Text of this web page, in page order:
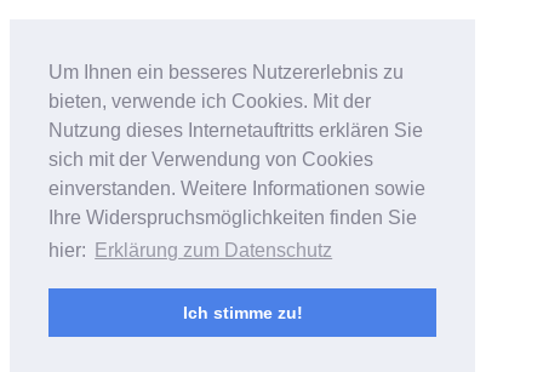
Um Ihnen ein besseres Nutzererlebnis zu
bieten, verwende ich Cookies. Mit der
Nutzung dieses Internetauftritts erklären Sie
sich mit der Verwendung von Cookies
einverstanden. Weitere Informationen sowie
Ihre Widerspruchsmöglichkeiten finden Sie
hier:
Erklärung zum Datenschutz
Ich stimme zu!
Foto- & Videoarbeiten von Andreas
Bubrowski